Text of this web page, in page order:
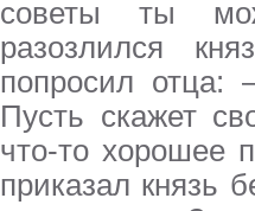
советы ты
разозлился
попросил
Пусть скажет
что-то хорошее
приказал князь